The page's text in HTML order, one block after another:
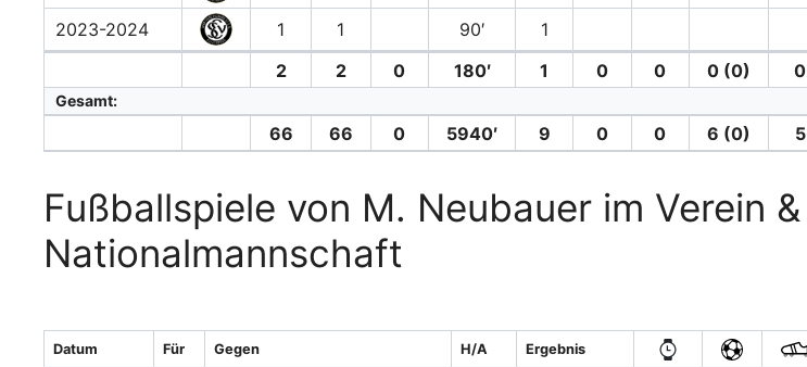
2023-2024 1 1 90′ 1
2 2 0 180′ 1 0 0 0 (0) 0
Gesamt:
66 66 0 5940′ 9 0 0 6 (0) 5
Fußballspiele von M. Neubauer im Verein &
Nationalmannschaft
Datum Für Gegen H/A Ergebnis